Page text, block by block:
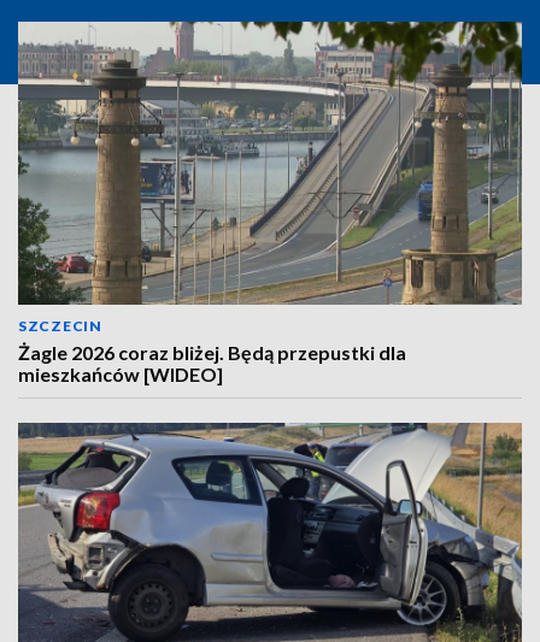
SZCZECIN
Żagle 2026 coraz bliżej. Będą przepustki dla
mieszkańców [WIDEO]